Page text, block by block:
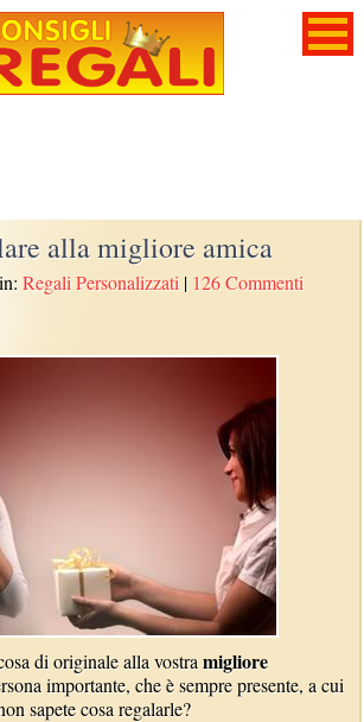
alla migliore amica
Regali Personalizzati | 126 Commenti
di originale alla vostramigliore
importante, che è sempre presente, a cui
sapete cosa regalarle?